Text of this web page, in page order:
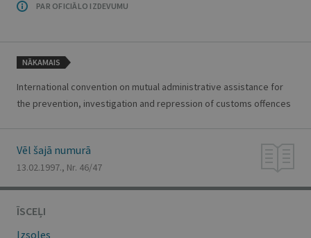
PAR OFICIĀLO IZDEVUMU
NĀKAMAIS
International convention on mutual administrative assistance for
the prevention, investigation and repression of customs offences
Vēl šajā numurā
13.02.1997., Nr. 46/47
ĪSCEĻI
Izsoles